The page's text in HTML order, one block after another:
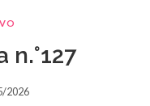
n.°127
2026